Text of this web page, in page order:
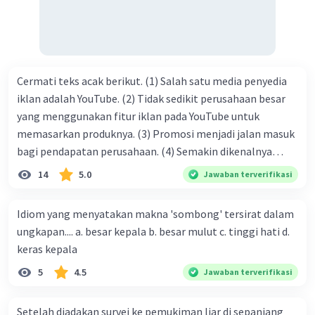
Cermati teks acak berikut. (1) Salah satu media penyedia
iklan adalah YouTube. (2) Tidak sedikit perusahaan besar
yang menggunakan fitur iklan pada YouTube untuk
memasarkan produknya. (3) Promosi menjadi jalan masuk
bagi pendapatan perusahaan. (4) Semakin dikenalnya
suatu produk oleh konsumen, semakin besar pula peluang
perusahaan kepada konsumen. Urutan yang tepat agar
menjadi teks eksposisi yang padu adalah .... A. (1)-(2)-(3)-
(4)-(5) B. (2)-(1)-(3)-(4)-(5) C. (3)-(1)-(2)-(5)-(4) D. (3)-(5)-
(4)-(1)-(2) E. (5)-(1)-(3)-(4)-(2)
14 5.0 Jawaban terverifikasi
Idiom yang menyatakan makna 'sombong' tersirat dalam
ungkapan.... a. besar kepala b. besar mulut c. tinggi hati d.
keras kepala
5 4.5 Jawaban terverifikasi
Setelah diadakan survei ke pemukiman liar di sepanjang